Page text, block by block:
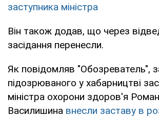
заступника міністра
Він також додав, що через
засідання перенесли.
Як повідомляв "Обозреватель",
підозрюваного у хабарництві
міністра охорони здоров'я
Василишина внесли заставу в